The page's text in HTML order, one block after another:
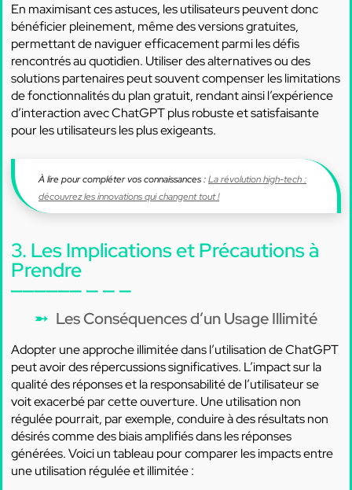
En maximisant ces astuces, les utilisateurs peuvent donc
bénéficier pleinement, même des versions gratuites,
permettant de naviguer efficacement parmi les défis
rencontrés au quotidien. Utiliser des alternatives ou des
solutions partenaires peut souvent compenser les limitations
de fonctionnalités du plan gratuit, rendant ainsi l’expérience
d’interaction avec ChatGPT plus robuste et satisfaisante
pour les utilisateurs les plus exigeants.
À lire pour compléter vos connaissances :La révolution high-tech :
découvrez les innovations qui changent tout !
3. Les Implications et Précautions à
Prendre
Les Conséquences d’un Usage Illimité
Adopter une approche illimitée dans l’utilisation de ChatGPT
peut avoir des répercussions significatives. L’impact sur la
qualité des réponses et la responsabilité de l’utilisateur se
voit exacerbé par cette ouverture. Une utilisation non
régulée pourrait, par exemple, conduire à des résultats non
désirés comme des biais amplifiés dans les réponses
générées. Voici un tableau pour comparer les impacts entre
une utilisation régulée et illimitée :